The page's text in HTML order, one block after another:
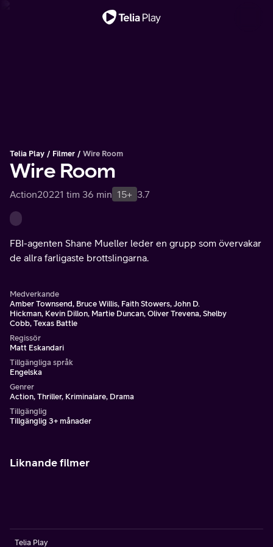
Telia Play Filmer Wire Room
Wire Room
Action20221 tim 36 min 15+ 3.7
FBI-agenten Shane Mueller leder en grupp som övervakar
de allra farligaste brottslingarna.
Medverkande
Amber Townsend, Bruce Willis, Faith Stowers, John D.
Hickman, Kevin Dillon, Martie Duncan, Oliver Trevena, Shelby
Cobb, Texas Battle
Regissör
Matt Eskandari
Tillgängliga språk
Engelska
Genrer
Action, Thriller, Kriminalare, Drama
Tillgänglig
Tillgänglig 3+ månader
Liknande filmer
Telia Play